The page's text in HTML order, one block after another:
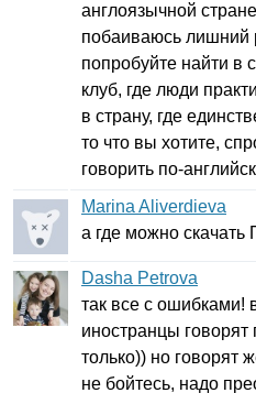
англоязычной
побаиваюсь лишний
попробуйте найти в
клуб, где люди
в страну, где
то что вы хотите,
говорить по-
Marina Aliverdieva
а где можно скачать
Dasha Petrova
так все с ошибками!
иностранцы говорят
только)) но говорят
не бойтесь, надо